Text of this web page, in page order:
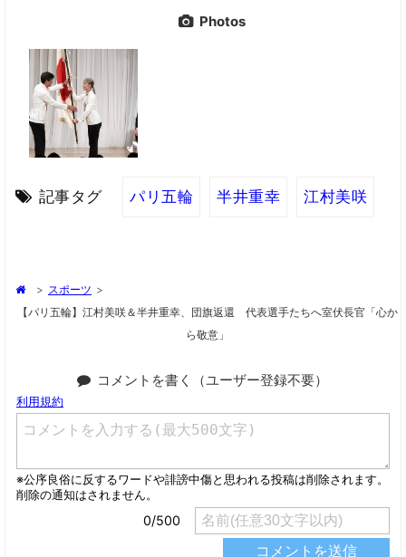
Photos
記事タグ パリ五輪 半井重幸 江村美咲
> スポーツ >
【パリ五輪】江村美咲＆半井重幸、団旗返還 代表選手たちへ室伏長官「心か
ら敬意」
コメントを書く（ユーザー登録不要）